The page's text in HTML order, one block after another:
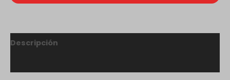
Descripción